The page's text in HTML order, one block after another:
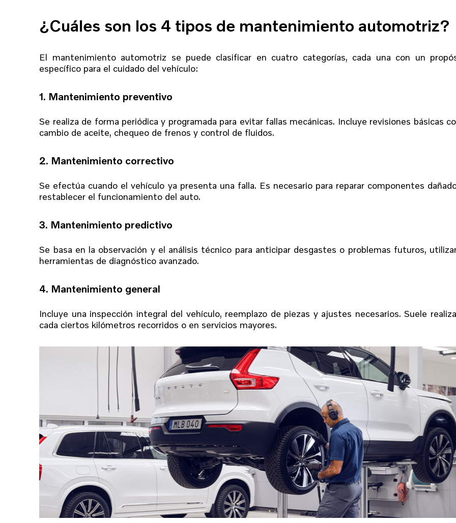
¿Cuáles son los 4 tipos de mantenimiento automotriz?
El mantenimiento automotriz se puede clasificar en cuatro categorías, cada una con un
específico para el cuidado del vehículo:
1. Mantenimiento preventivo
Se realiza de forma periódica y programada para evitar fallas mecánicas. Incluye revisiones básicas
cambio de aceite, chequeo de frenos y control de fluidos.
2. Mantenimiento correctivo
Se efectúa cuando el vehículo ya presenta una falla. Es necesario para reparar componentes
restablecer el funcionamiento del auto.
3. Mantenimiento predictivo
Se basa en la observación y el análisis técnico para anticipar desgastes o problemas futuros,
herramientas de diagnóstico avanzado.
4. Mantenimiento general
Incluye una inspección integral del vehículo, reemplazo de piezas y ajustes necesarios. Suele
cada ciertos kilómetros recorridos o en servicios mayores.